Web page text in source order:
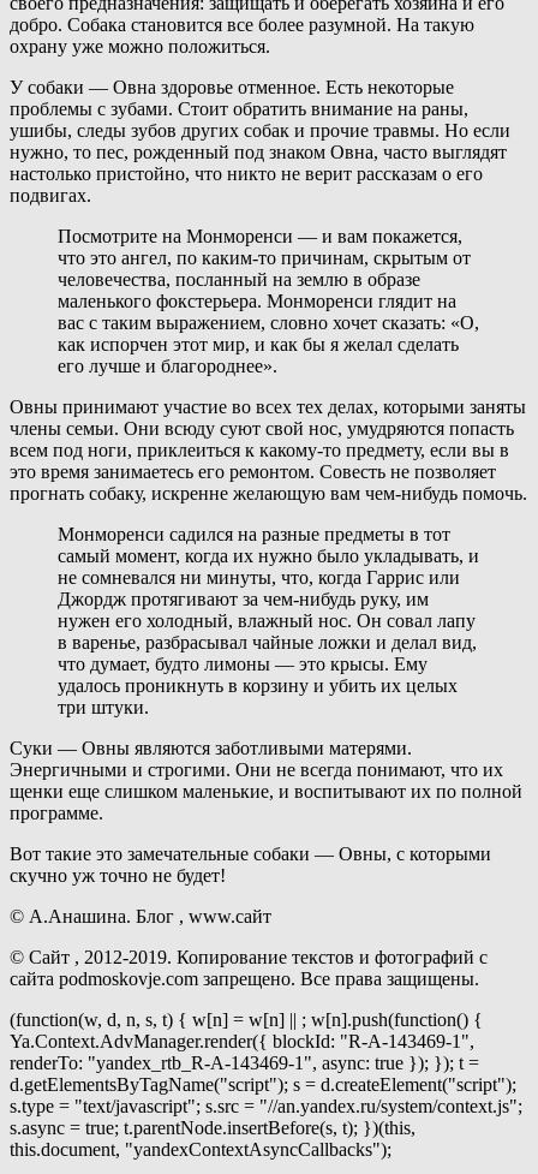
добро. Собака становится все более разумной. На такую
охрану уже можно положиться.
У собаки — Овна здоровье отменное. Есть некоторые
проблемы с зубами. Стоит обратить внимание на раны,
ушибы, следы зубов других собак и прочие травмы. Но если
нужно, то пес, рожденный под знаком Овна, часто выглядят
настолько пристойно, что никто не верит рассказам о его
подвигах.
Посмотрите на Монморенси — и вам покажется,
что это ангел, по каким-то причинам, скрытым от
человечества, посланный на землю в образе
маленького фокстерьера. Монморенси глядит на
вас с таким выражением, словно хочет сказать: «О,
как испорчен этот мир, и как бы я желал сделать
его лучше и благороднее».
Овны принимают участие во всех тех делах, которыми заняты
члены семьи. Они всюду суют свой нос, умудряются попасть
всем под ноги, приклеиться к какому-то предмету, если вы в
это время занимаетесь его ремонтом. Совесть не позволяет
прогнать собаку, искренне желающую вам чем-нибудь помочь.
Монморенси садился на разные предметы в тот
самый момент, когда их нужно было укладывать, и
не сомневался ни минуты, что, когда Гаррис или
Джордж протягивают за чем-нибудь руку, им
нужен его холодный, влажный нос. Он совал лапу
в варенье, разбрасывал чайные ложки и делал вид,
что думает, будто лимоны — это крысы. Ему
удалось проникнуть в корзину и убить их целых
три штуки.
Суки — Овны являются заботливыми матерями.
Энергичными и строгими. Они не всегда понимают, что их
щенки еще слишком маленькие, и воспитывают их по полной
программе.
Вот такие это замечательные собаки — Овны, с которыми
скучно уж точно не будет!
© А.Анашина. Блог , www.сайт
© Сайт , 2012-2019. Копирование текстов и фотографий с
сайта pоdmoskоvje.cоm запрещено. Все права защищены.
(function(w, d, n, s, t) { w[n] = w[n] || ; w[n].push(function() {
Ya.Context.AdvManager.render({ blockId: "R-A-143469-1",
renderTo: "yandex_rtb_R-A-143469-1", async: true }); }); t =
d.getElementsByTagName("script"); s = d.createElement("script");
s.type = "text/javascript"; s.src = "//an.yandex.ru/system/context.js";
s.async = true; t.parentNode.insertBefore(s, t); })(this,
this.document, "yandexContextAsyncCallbacks");